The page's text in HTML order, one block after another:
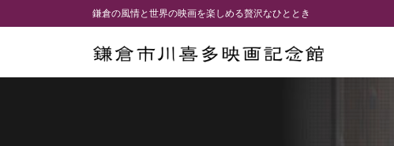
鎌倉の風情と世界の映画を楽しめる贅沢なひととき